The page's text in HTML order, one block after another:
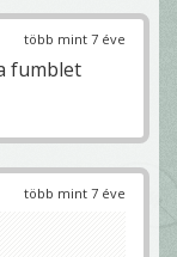
több mint 7 éve
fumblet
több mint 7 éve